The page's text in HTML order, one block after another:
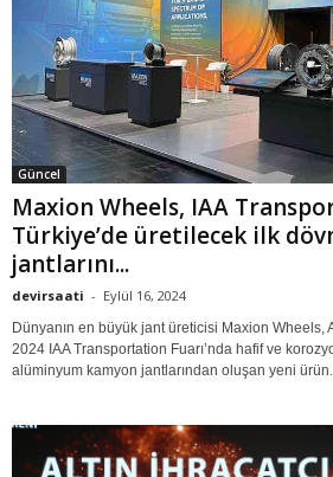
Güncel
Maxion Wheels, IAA
Türkiye’de üretilecek ilk
jantlarını...
devirsaati - Eylül 16, 2024
Dünyanın en büyük jant üreticisi Maxion Wheels,
2024 IAA Transportation Fuarı’nda hafif ve
alüminyum kamyon jantlarından oluşan yeni ürün...